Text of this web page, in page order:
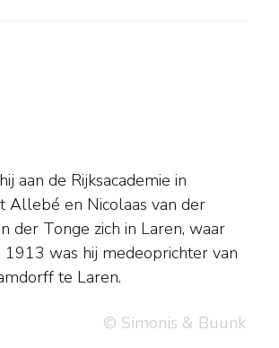
te Laren.
© Simonis & Buunk